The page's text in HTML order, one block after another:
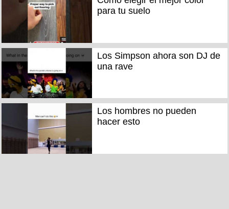
para tu suelo
Los Simpson ahora son DJ de
una rave
Los hombres no pueden
hacer esto